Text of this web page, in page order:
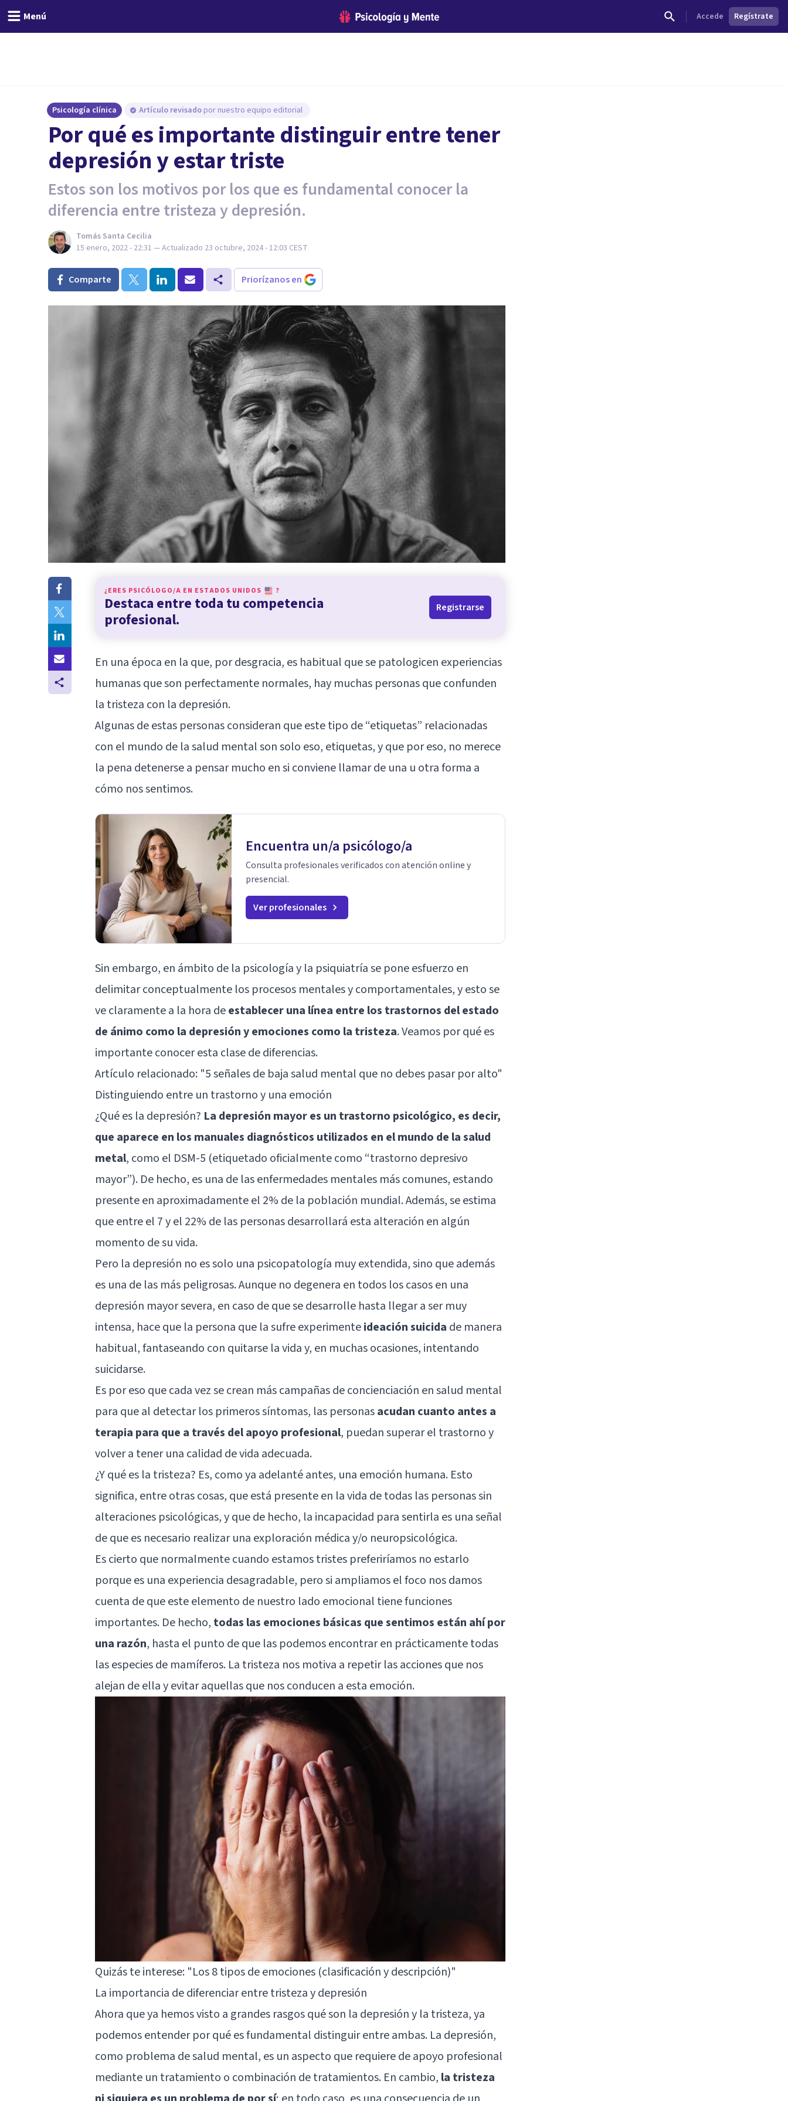
Menú Accede Regístrate
Psicología clínica Artículo revisado por nuestro equipo editorial
Por qué es importante distinguir entre tener
depresión y estar triste
Estos son los motivos por los que es fundamental conocer la
diferencia entre tristeza y depresión.
Tomás Santa Cecilia
15 enero, 2022 - 22:31 — Actualizado 23 octubre, 2024 - 12:03 CEST
Comparte Priorízanos en
¿ERES PSICÓLOGO/A EN ESTADOS UNIDOS ?
Destaca entre toda tu competencia
profesional.
Registrarse
En una época en la que, por desgracia, es habitual que se patologicen experiencias
humanas que son perfectamente normales, hay muchas personas que confunden
la tristeza con la depresión.
Algunas de estas personas consideran que este tipo de “etiquetas” relacionadas
con el mundo de la salud mental son solo eso, etiquetas, y que por eso, no merece
la pena detenerse a pensar mucho en si conviene llamar de una u otra forma a
cómo nos sentimos.
Encuentra un/a psicólogo/a
Consulta profesionales verificados con atención online y
presencial.
Ver profesionales
Sin embargo, en ámbito de la psicología y la psiquiatría se pone esfuerzo en
delimitar conceptualmente los procesos mentales y comportamentales, y esto se
ve claramente a la hora deestablecer una línea entre los trastornos del estado
de ánimo como la depresión y emociones como la tristeza. Veamos por qué es
importante conocer esta clase de diferencias.
Artículo relacionado: "5 señales de baja salud mental que no debes pasar por alto"
Distinguiendo entre un trastorno y una emoción
¿Qué es la depresión? La depresión mayor es un trastorno psicológico, es decir,
que aparece en los manuales diagnósticos utilizados en el mundo de la salud
metal, como el DSM-5 (etiquetado oficialmente como “trastorno depresivo
mayor”). De hecho, es una de las enfermedades mentales más comunes, estando
presente en aproximadamente el 2% de la población mundial. Además, se estima
que entre el 7 y el 22% de las personas desarrollará esta alteración en algún
momento de su vida.
Pero la depresión no es solo una psicopatología muy extendida, sino que además
es una de las más peligrosas. Aunque no degenera en todos los casos en una
depresión mayor severa, en caso de que se desarrolle hasta llegar a ser muy
intensa, hace que la persona que la sufre experimenteideación suicida de manera
habitual, fantaseando con quitarse la vida y, en muchas ocasiones, intentando
suicidarse.
Es por eso que cada vez se crean más campañas de concienciación en salud mental
para que al detectar los primeros síntomas, las personasacudan cuanto antes a
terapia para que a través del apoyo profesional, puedan superar el trastorno y
volver a tener una calidad de vida adecuada.
¿Y qué es la tristeza? Es, como ya adelanté antes, una emoción humana. Esto
significa, entre otras cosas, que está presente en la vida de todas las personas sin
alteraciones psicológicas, y que de hecho, la incapacidad para sentirla es una señal
de que es necesario realizar una exploración médica y/o neuropsicológica.
Es cierto que normalmente cuando estamos tristes preferiríamos no estarlo
porque es una experiencia desagradable, pero si ampliamos el foco nos damos
cuenta de que este elemento de nuestro lado emocional tiene funciones
importantes. De hecho, todas las emociones básicas que sentimos están ahí por
una razón, hasta el punto de que las podemos encontrar en prácticamente todas
las especies de mamíferos. La tristeza nos motiva a repetir las acciones que nos
alejan de ella y evitar aquellas que nos conducen a esta emoción.
Quizás te interese: "Los 8 tipos de emociones (clasificación y descripción)"
La importancia de diferenciar entre tristeza y depresión
Ahora que ya hemos visto a grandes rasgos qué son la depresión y la tristeza, ya
podemos entender por qué es fundamental distinguir entre ambas. La depresión,
como problema de salud mental, es un aspecto que requiere de apoyo profesional
mediante un tratamiento o combinación de tratamientos. En cambio, la tristeza